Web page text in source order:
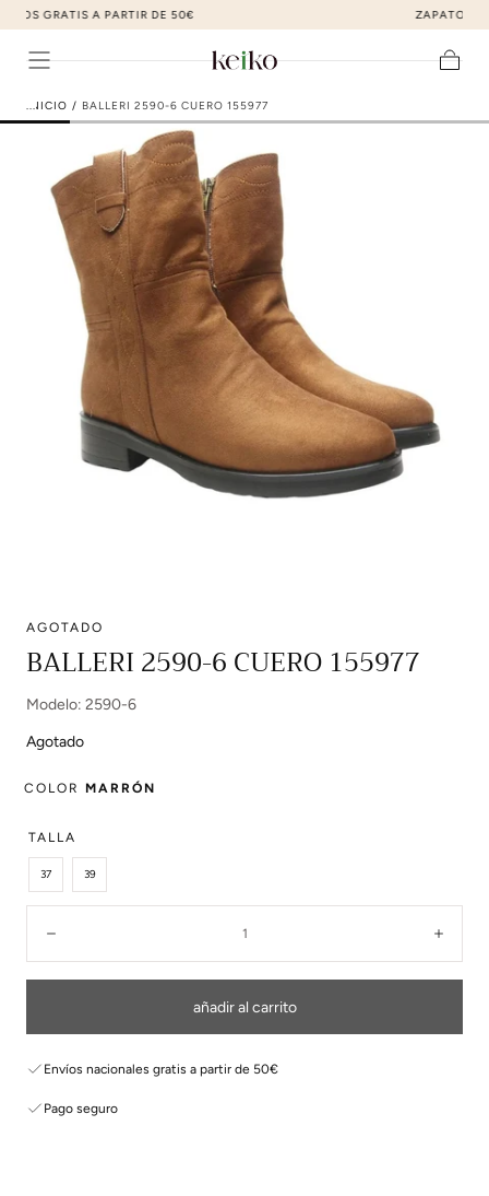
ir al contenido
ZAPATOS DE MODA AL MEJOR PRECIO
multimedia
en
modal
INICIO / BALLERI 2590-6 CUERO 155977
AGOTADO
BALLERI 2590-6 CUERO 155977
Modelo: 2590-6
Agotado
COLOR MARRÓN
TALLA
37 39
añadir al carrito
Envíos nacionales gratis a partir de 50€
Pago seguro